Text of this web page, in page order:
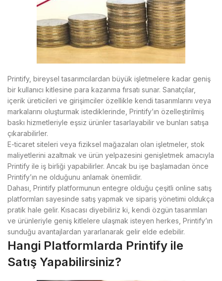
Printify, bireysel tasarımcılardan büyük işletmelere kadar geniş
bir kullanıcı kitlesine para kazanma fırsatı sunar. Sanatçılar,
içerik üreticileri ve girişimciler özellikle kendi tasarımlarını veya
markalarını oluşturmak istediklerinde, Printify’ın özelleştirilmiş
baskı hizmetleriyle eşsiz ürünler tasarlayabilir ve bunları satışa
çıkarabilirler.
E-ticaret siteleri veya fiziksel mağazaları olan işletmeler, stok
maliyetlerini azaltmak ve ürün yelpazesini genişletmek amacıyla
Printify ile iş birliği yapabilirler. Ancak bu işe başlamadan önce
Printify’ın ne olduğunu anlamak önemlidir.
Dahası, Printify platformunun entegre olduğu çeşitli online satış
platformları sayesinde satış yapmak ve sipariş yönetimi oldukça
pratik hale gelir. Kısacası diyebiliriz ki, kendi özgün tasarımları
ve ürünleriyle geniş kitlelere ulaşmak isteyen herkes, Printify’ın
sunduğu avantajlardan yararlanarak gelir elde edebilir.
Hangi Platformlarda Printify ile
Satış Yapabilirsiniz?